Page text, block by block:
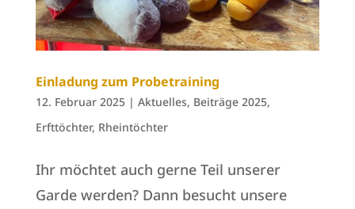
Einladung zum Probetraining
12. Februar 2025| Aktuelles, Beiträge 2025,
Erfttöchter, Rheintöchter
Ihr möchtet auch gerne Teil unserer
Garde werden? Dann besucht unsere